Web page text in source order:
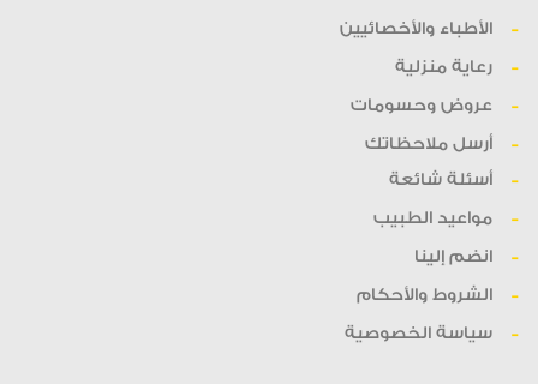
الأطباء والأخصائيين
رعاية منزلية
عروض وحسومات
أرسل ملاحظاتك
أسئلة شائعة
مواعيد الطبيب
انضم إلينا
الشروط والأحكام
سياسة الخصوصية